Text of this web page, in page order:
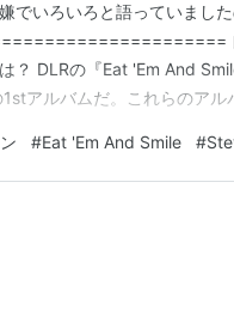
でいろいろと語っていまし
？ DLRの『Eat 'Em And
アルバムだ。これらのアル
枚は強力だった。 …
#Eat 'Em And Smile #